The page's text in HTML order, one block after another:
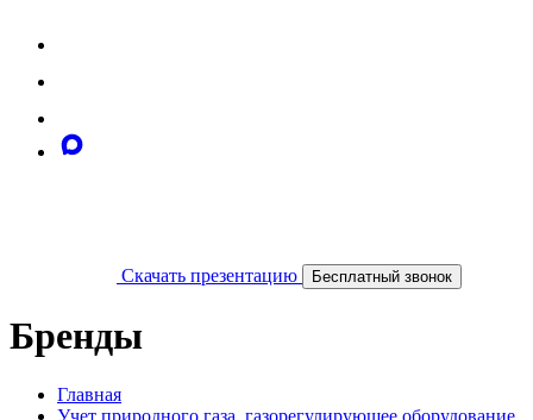
Скачать презентацию Бесплатный звонок
Бренды
Главная
Учет природного газа, газорегулирующее оборудование